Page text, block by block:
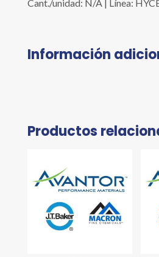
Cant./unidad: N/A | Línea:
Información
Productos